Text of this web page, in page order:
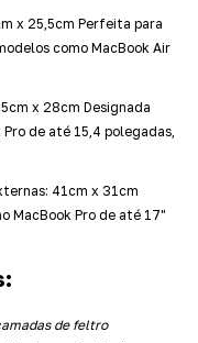
x 25,5cm Perfeita para
como MacBook Air
x 28cm Designada
de até 15,4 polegadas,
41cm x 31cm
MacBook Pro de até 17"
de feltro